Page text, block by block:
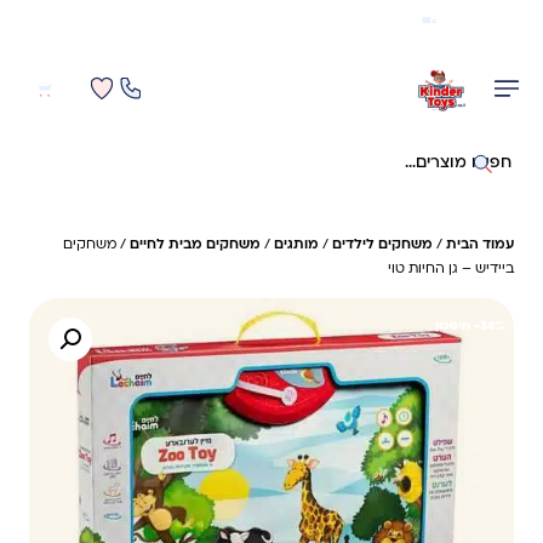
חיפוש באתר
עמוד הבית / משחקים לילדים / מותגים / משחקים מבית לחיים / משחקים
ביידיש – גן החיות טוי